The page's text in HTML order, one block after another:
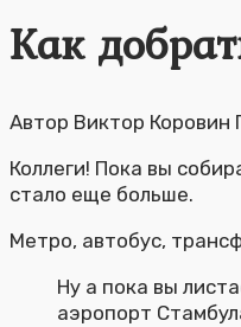
Как
Автор Виктор Коровин
Коллеги! Пока вы
стало еще больше.
Метро, автобус,
Ну а пока вы
аэропорт